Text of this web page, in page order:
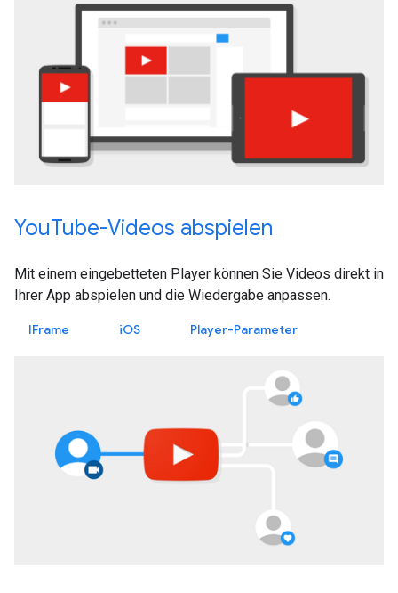
YouTube-Videos abspielen
Mit einem eingebetteten Player können Sie Videos direkt in
Ihrer App abspielen und die Wiedergabe anpassen.
IFrame iOS Player-Parameter